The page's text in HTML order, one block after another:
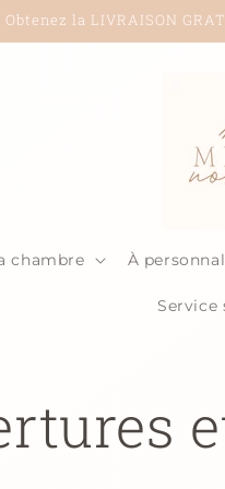
Livraison à
chambre À
Service